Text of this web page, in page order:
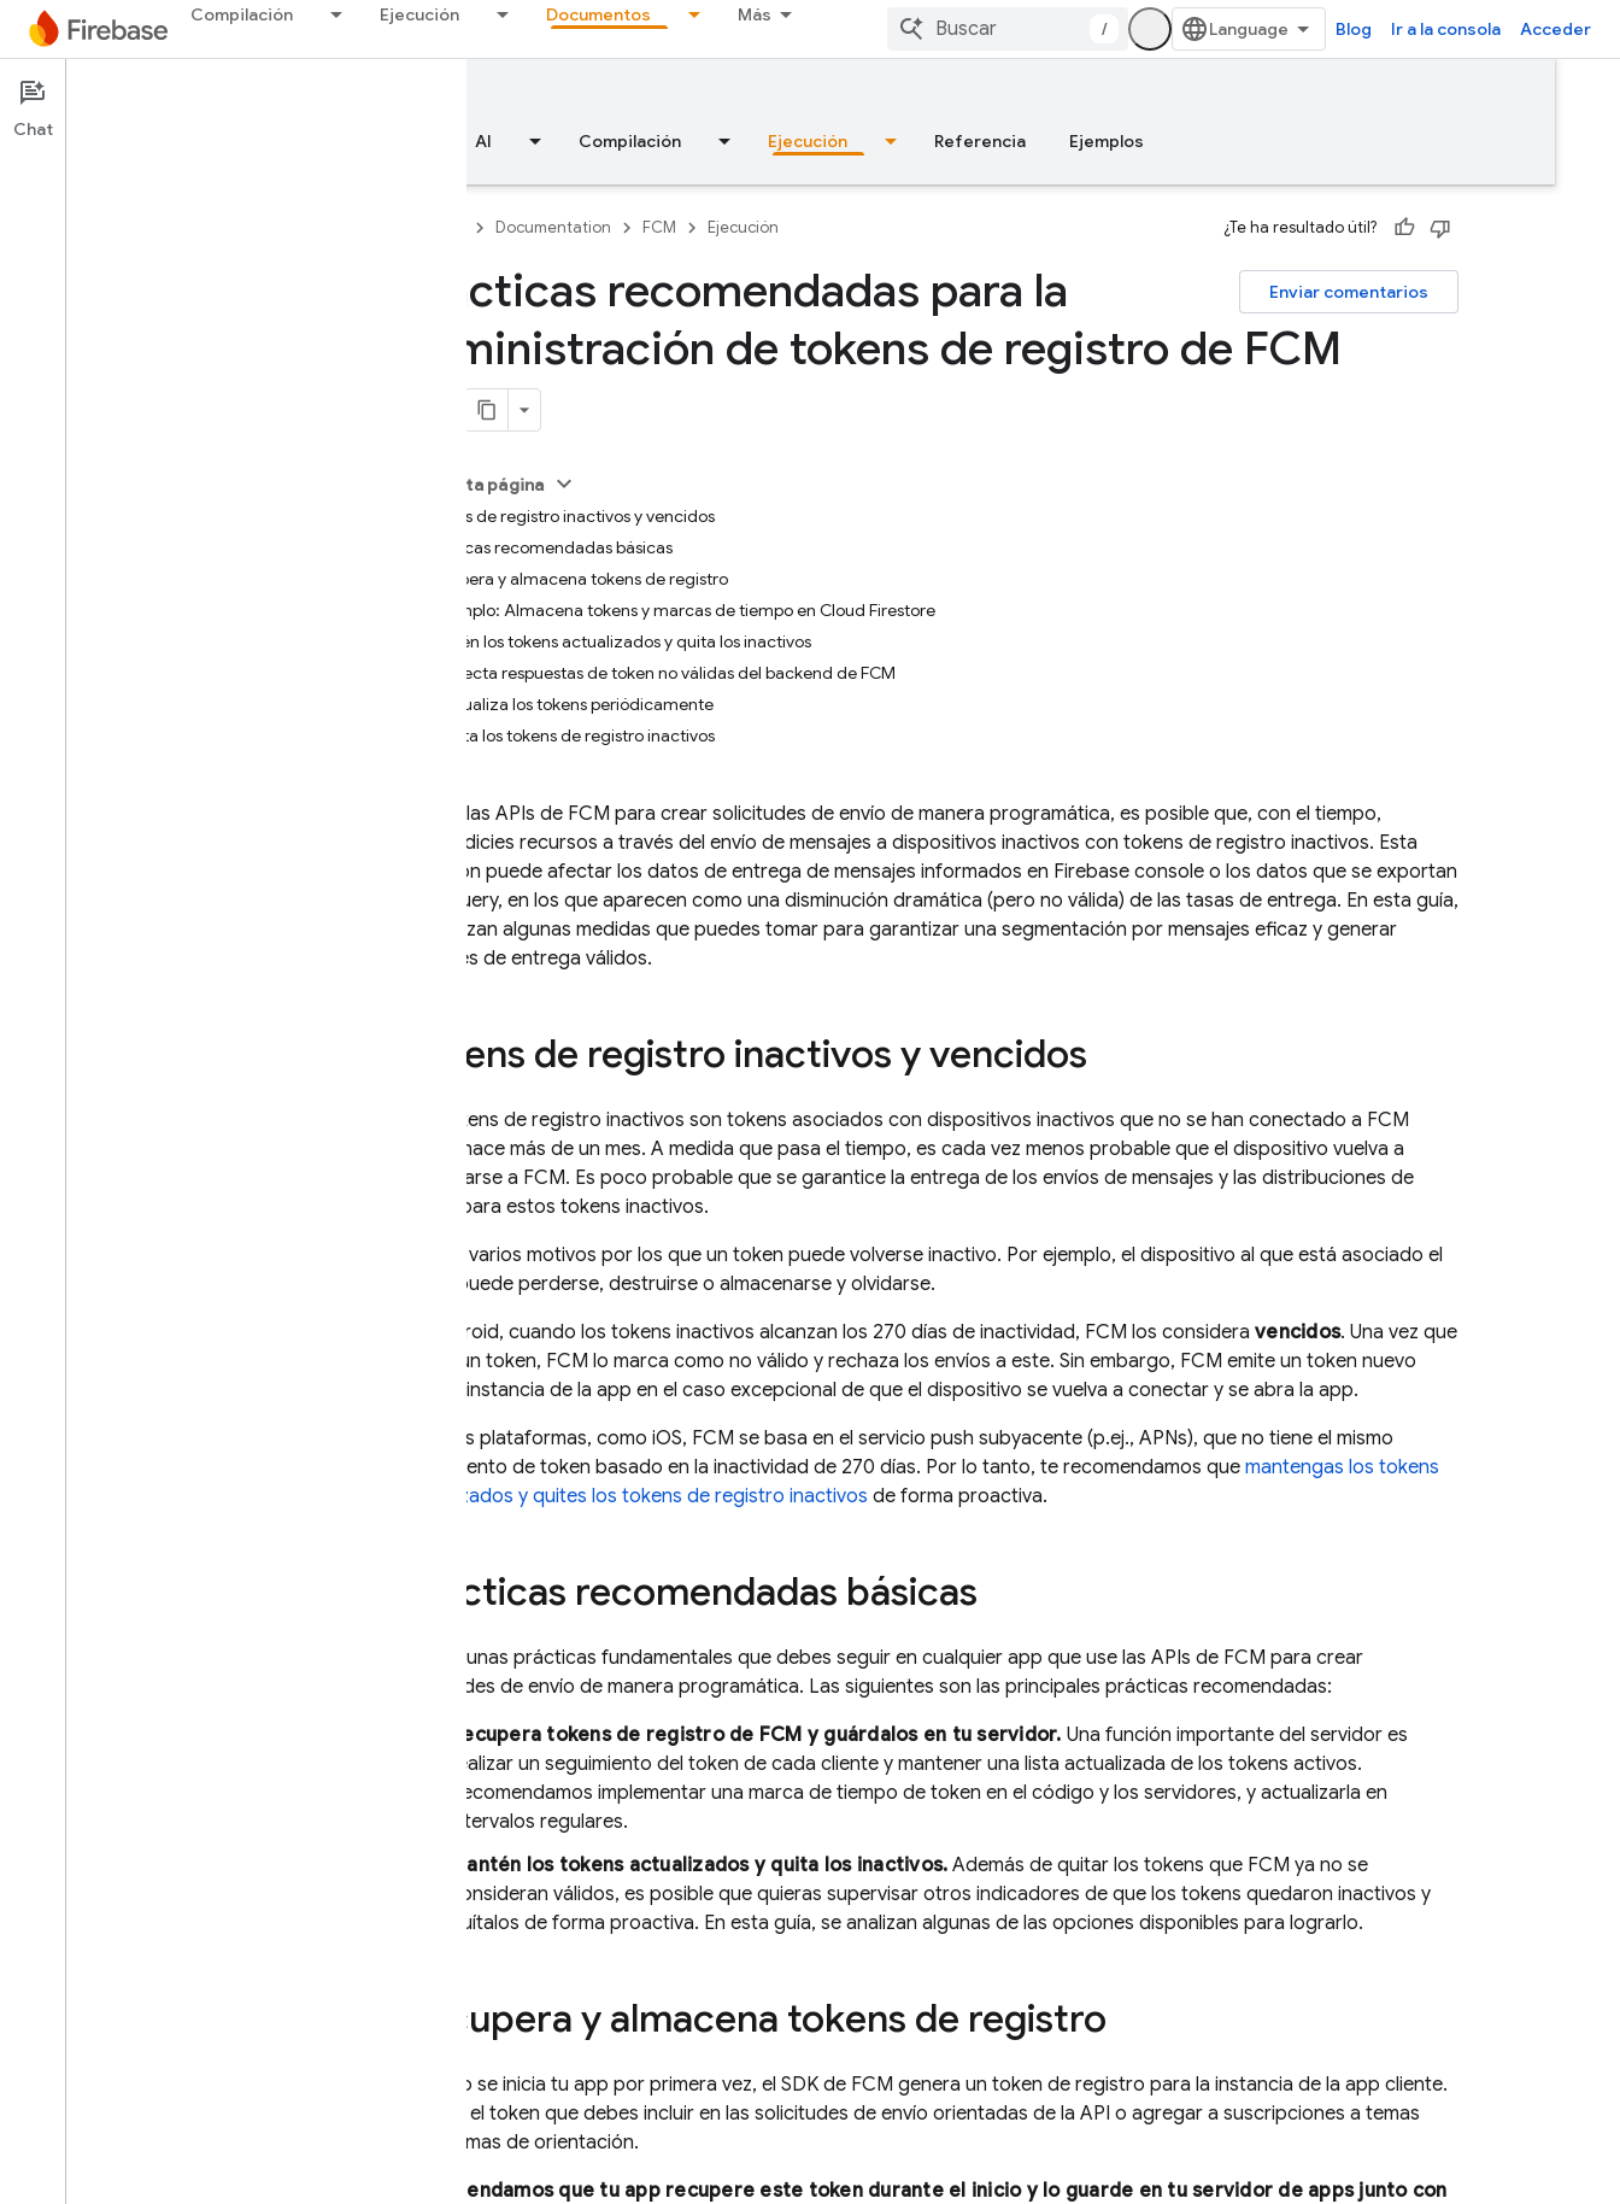
Compilación Ejecución Documentos Más
/ Blog Ir a la consola Acceder
Documentation
Descripción general AI Compilación Ejecución Referencia Ejemplos
Documentation FCM Ejecución ¿Te ha resultado útil?
Enviar comentarios
Prácticas recomendadas para la
administración de tokens de registro de FCM
En esta página
Tokens de registro inactivos y vencidos
Prácticas recomendadas básicas
Recupera y almacena tokens de registro
Ejemplo: Almacena tokens y marcas de tiempo en Cloud Firestore
Mantén los tokens actualizados y quita los inactivos
Detecta respuestas de token no válidas del backend de FCM
Actualiza los tokens periódicamente
Quita los tokens de registro inactivos
Si usas las APIs de FCM para crear solicitudes de envío de manera programática, es posible que, con el tiempo,
desperdicies recursos a través del envío de mensajes a dispositivos inactivos con tokens de registro inactivos. Esta
situación puede afectar los datos de entrega de mensajes informados en Firebase console o los datos que se exportan
a BigQuery, en los que aparecen como una disminución dramática (pero no válida) de las tasas de entrega. En esta guía,
se analizan algunas medidas que puedes tomar para garantizar una segmentación por mensajes eficaz y generar
informes de entrega válidos.
Tokens de registro inactivos y vencidos
Los tokens de registro inactivos son tokens asociados con dispositivos inactivos que no se han conectado a FCM
desde hace más de un mes. A medida que pasa el tiempo, es cada vez menos probable que el dispositivo vuelva a
conectarse a FCM. Es poco probable que se garantice la entrega de los envíos de mensajes y las distribuciones de
temas para estos tokens inactivos.
Existen varios motivos por los que un token puede volverse inactivo. Por ejemplo, el dispositivo al que está asociado el
token puede perderse, destruirse o almacenarse y olvidarse.
En Android, cuando los tokens inactivos alcanzan los 270 días de inactividad, FCM los considera vencidos. Una vez que
vence un token, FCM lo marca como no válido y rechaza los envíos a este. Sin embargo, FCM emite un token nuevo
para la instancia de la app en el caso excepcional de que el dispositivo se vuelva a conectar y se abra la app.
En otras plataformas, como iOS, FCM se basa en el servicio push subyacente (p.ej., APNs), que no tiene el mismo
vencimiento de token basado en la inactividad de 270 días. Por lo tanto, te recomendamos que mantengas los tokens
actualizados y quites los tokens de registro inactivos de forma proactiva.
Prácticas recomendadas básicas
Hay algunas prácticas fundamentales que debes seguir en cualquier app que use las APIs de FCM para crear
solicitudes de envío de manera programática. Las siguientes son las principales prácticas recomendadas:
Recupera tokens de registro de FCM y guárdalos en tu servidor. Una función importante del servidor es
realizar un seguimiento del token de cada cliente y mantener una lista actualizada de los tokens activos.
Recomendamos implementar una marca de tiempo de token en el código y los servidores, y actualizarla en
intervalos regulares.
Mantén los tokens actualizados y quita los inactivos. Además de quitar los tokens que FCM ya no se
consideran válidos, es posible que quieras supervisar otros indicadores de que los tokens quedaron inactivos y
quítalos de forma proactiva. En esta guía, se analizan algunas de las opciones disponibles para lograrlo.
Recupera y almacena tokens de registro
Cuando se inicia tu app por primera vez, el SDK de FCM genera un token de registro para la instancia de la app cliente.
Este es el token que debes incluir en las solicitudes de envío orientadas de la API o agregar a suscripciones a temas
para temas de orientación.
Recomendamos que tu app recupere este token durante el inicio y lo guarde en tu servidor de apps junto con
Chat